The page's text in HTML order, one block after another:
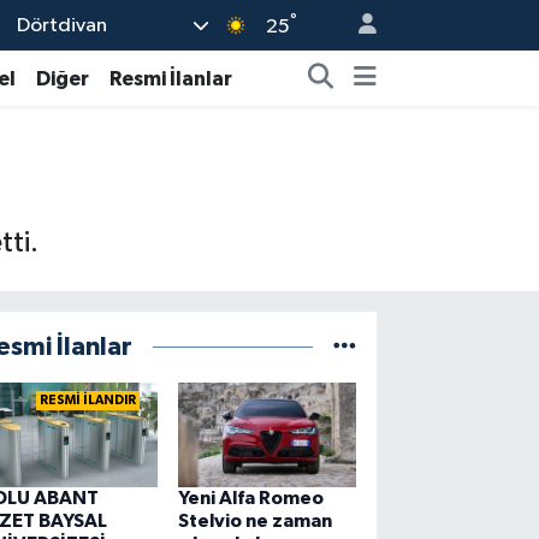
Dörtdivan 25°
Diğer Resmi İlanlar
İlanlar
RESMİ İLANDIR
ABANT
BAYSAL
Yeni Alfa Romeo
Stelvio ne zaman